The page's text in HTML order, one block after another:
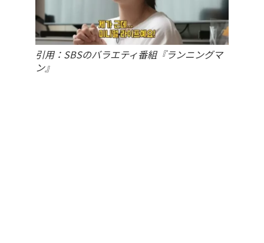
引用：SBSのバラエティ番組『ランニングマ
ン』